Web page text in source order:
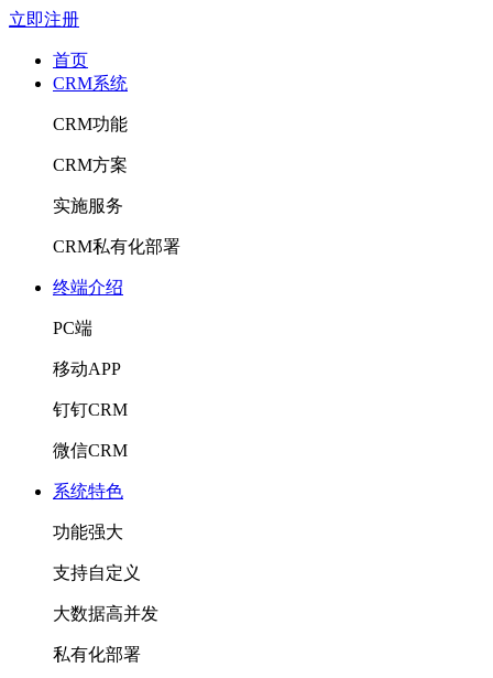
立即注册
首页
CRM系统
CRM功能
CRM方案
实施服务
CRM私有化部署
终端介绍
PC端
移动APP
钉钉CRM
微信CRM
系统特色
功能强大
支持自定义
大数据高并发
私有化部署